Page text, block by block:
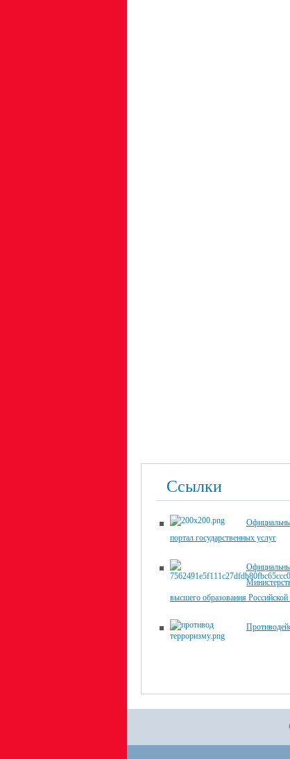
Ссылки
портал государственных услуг
высшего образования